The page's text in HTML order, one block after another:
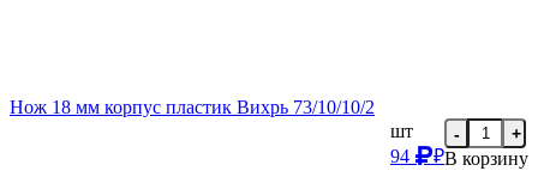
Нож 18 мм корпус пластик Вихрь 73/10/10/2
шт
94
₽
- +
В корзину